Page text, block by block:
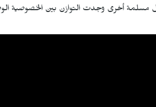
مسلمة أخرى وجدت التوازن بين الخصوصية